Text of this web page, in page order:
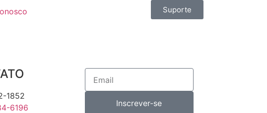
Suporte
1852
6196
Inscrever-se